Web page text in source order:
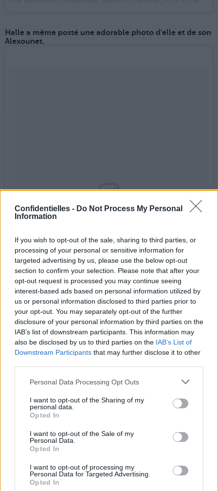
Confidentielles - Do Not Process My Personal
Information
If you wish to opt-out of the sale, sharing to third parties, or
processing of your personal or sensitive information for
targeted advertising by us, please use the below opt-out
section to confirm your selection. Please note that after your
opt-out request is processed you may continue seeing
interest-based ads based on personal information utilized by
us or personal information disclosed to third parties prior to
your opt-out. You may separately opt-out of the further
disclosure of your personal information by third parties on the
IAB’s list of downstream participants. This information may
also be disclosed by us to third parties on the IAB’s List of
Downstream Participants that may further disclose it to other
Personal Data Processing Opt Outs
I want to opt-out of the Sharing of my
personal data.
Opted In
I want to opt-out of the Sale of my
Personal Data.
Opted In
I want to opt-out of processing my
Personal Data for Targeted Advertising.
Opted In
Halle a même posté une adorable photo d'elle et de son
Alexounet.
Холли Берри представила публике своего нового
возлюбленного⚡️ Бойфрендом 51-летней актрисы стал 34-
летний британский хип-хоп-продюсер, обладатель премии
«Грэмми» Алекс Да Кид💏 #halleberry #alexdakid
Une publication partagée par www.okmagazine.ru (@okmagazine_ru) le
Tout est donc officiellement officiel entre eux !